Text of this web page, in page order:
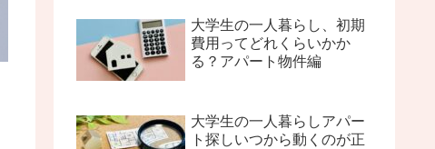
大学生の一人暮らし、初期
費用ってどれくらいかか
る？アパート物件編
大学生の一人暮らしアパー
ト探しいつから動くのが正